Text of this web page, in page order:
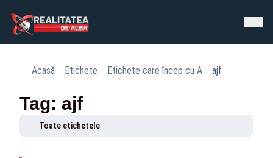
Acasă Etichete Etichete care încep cu A ajf
Tag: ajf
Toate etichetele